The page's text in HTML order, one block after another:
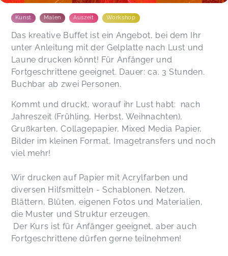
Kunst Malen Auszeit Workshop
Das kreative Buffet ist ein Angebot, bei dem Ihr
unter Anleitung mit der Gelplatte nach Lust und
Laune drucken könnt! Für Anfänger und
Fortgeschrittene geeignet. Dauer: ca. 3 Stunden.
Buchbar ab zwei Personen.
Kommt und druckt, worauf ihr Lust habt: nach
Jahreszeit (Frühling, Herbst, Weihnachten),
Grußkarten, Collagepapier, Mixed Media Papier,
Bilder im kleinen Format, Imagetransfers und noch
viel mehr!
Wir drucken auf Papier mit Acrylfarben und
diversen Hilfsmitteln - Schablonen, Netzen,
Blättern, Blüten, eigenen Fotos und Materialien,
die Muster und Struktur erzeugen.
Der Kurs ist für Anfänger geeignet, aber auch
Fortgeschrittene dürfen gerne teilnehmen!